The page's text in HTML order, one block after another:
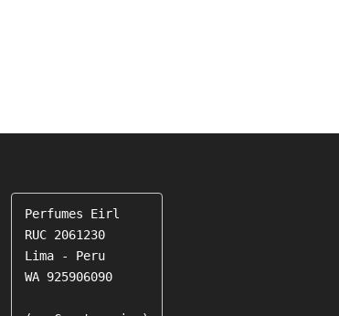
Perfumes Eirl
RUC 2061230
Lima - Peru
WA 925906090